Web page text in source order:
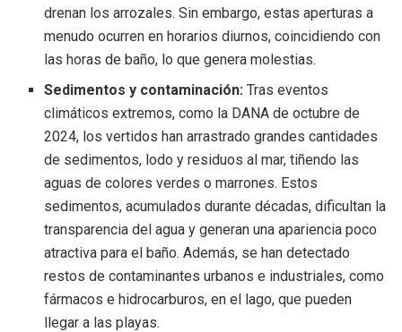
drenan los arrozales. Sin embargo, estas aperturas a
menudo ocurren en horarios diurnos, coincidiendo con
las horas de baño, lo que genera molestias.
Sedimentos y contaminación: Tras eventos
climáticos extremos, como la DANA de octubre de
2024, los vertidos han arrastrado grandes cantidades
de sedimentos, lodo y residuos al mar, tiñendo las
aguas de colores verdes o marrones. Estos
sedimentos, acumulados durante décadas, dificultan la
transparencia del agua y generan una apariencia poco
atractiva para el baño. Además, se han detectado
restos de contaminantes urbanos e industriales, como
fármacos e hidrocarburos, en el lago, que pueden
llegar a las playas.